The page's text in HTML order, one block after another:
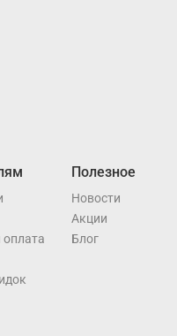
Полезное
Новости
Акции
Блог